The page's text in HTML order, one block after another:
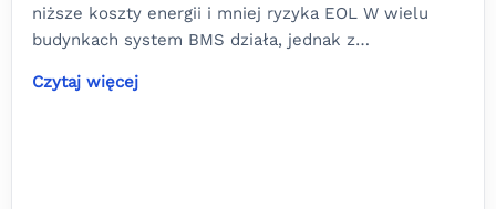
niższe koszty energii i mniej ryzyka EOL W wielu
budynkach system BMS działa, jednak z…
Czytaj więcej